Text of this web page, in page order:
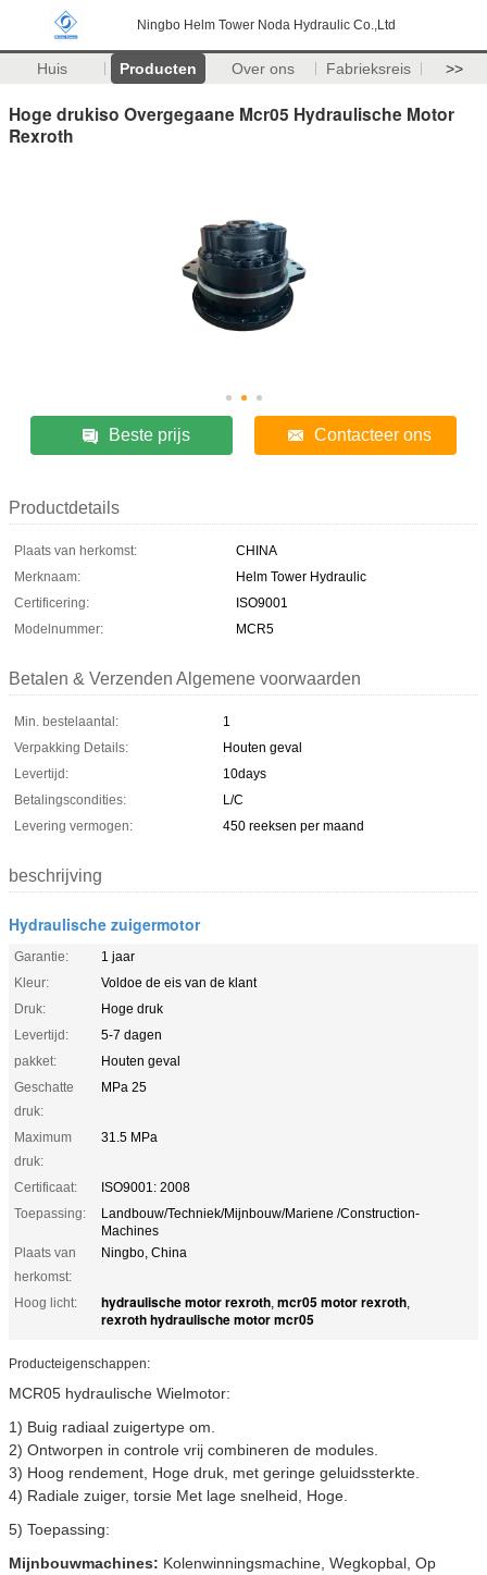
Ningbo Helm Tower Noda Hydraulic Co.,Ltd
Huis Producten Over ons Fabrieksreis >>
Hoge drukiso Overgegaane Mcr05 Hydraulische Motor
Rexroth
Beste prijs Contacteer ons
Productdetails
Plaats van herkomst:
CHINA
Merknaam:
Helm Tower Hydraulic
Certificering:
ISO9001
Modelnummer:
MCR5
Betalen & Verzenden Algemene voorwaarden
Min. bestelaantal:
1
Verpakking Details:
Houten geval
Levertijd:
10days
Betalingscondities:
L/C
Levering vermogen:
450 reeksen per maand
beschrijving
Hydraulische zuigermotor
Garantie:
1 jaar
Kleur:
Voldoe de eis van de klant
Druk:
Hoge druk
Levertijd:
5-7 dagen
pakket:
Houten geval
Geschatte
druk:
MPa 25
Maximum
druk:
31.5 MPa
Certificaat:
ISO9001: 2008
Toepassing:
Landbouw/Techniek/Mijnbouw/Mariene /Construction-
Machines
Plaats van
herkomst:
Ningbo, China
Hoog licht: hydraulische motor rexroth, mcr05 motor rexroth,
rexroth hydraulische motor mcr05
Producteigenschappen:
MCR05 hydraulische Wielmotor:
1) Buig radiaal zuigertype om.
2) Ontworpen in controle vrij combineren de modules.
3) Hoog rendement, Hoge druk, met geringe geluidssterkte.
4) Radiale zuiger, torsie Met lage snelheid, Hoge.
5) Toepassing:
Mijnbouwmachines: Kolenwinningsmachine, Wegkopbal, Op